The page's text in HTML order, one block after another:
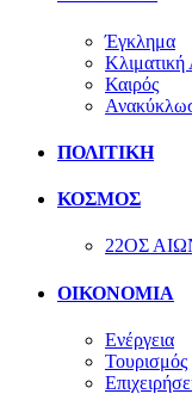
Έγκλημα
Καιρός
ΠΟΛΙΤΙΚΗ
ΚΟΣΜΟΣ
22ΟΣ
ΟΙΚΟΝΟΜΙΑ
Ενέργεια
Τουρισμός